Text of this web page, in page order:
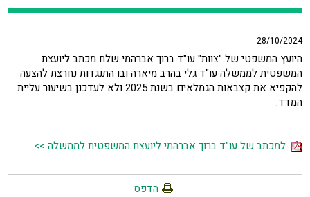
28/10/2024
היועץ המשפטי של "צוות" עו"ד ברוך אברהמי שלח מכתב ליועצת
המשפטית לממשלה עו"ד גלי בהרב מיארה ובו התנגדות נחרצת להצעה
להקפיא את קצבאות הגמלאים בשנת 2025 ולא לעדכנן בשיעור עליית
המדד.
למכתב של עו"ד ברוך אברהמי ליועצת המשפטית לממשלה >>
הדפס